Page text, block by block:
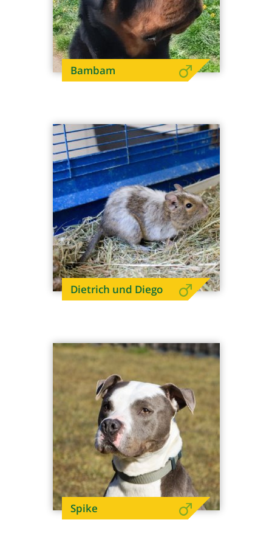
Bambam
Dietrich und Diego
Spike